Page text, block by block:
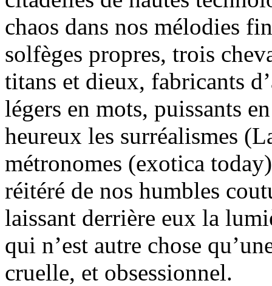
chaos dans nos mélodies
solfèges propres, trois
titans et dieux, fabricants
légers en mots, puissants
heureux les surréalismes
métronomes (exotica
réitéré de nos humbles
laissant derrière eux la
qui n’est autre chose
cruelle, et obsessionnel.